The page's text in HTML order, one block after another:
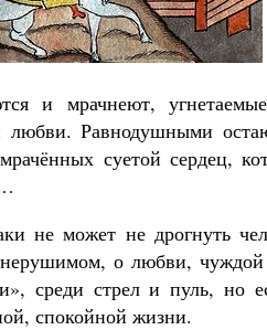
и мрачнеют,
любви. Равнодушными
суетой сердец,
не может не дрогнуть
нерушимом, о любви,
среди стрел и пуль, но
спокойной жизни.
де Грааф